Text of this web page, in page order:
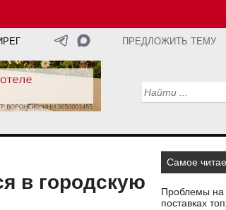
ПРЕДЛОЖИТЬ ТЕМУ
в городскую
Самое
Проблемы на
поставках